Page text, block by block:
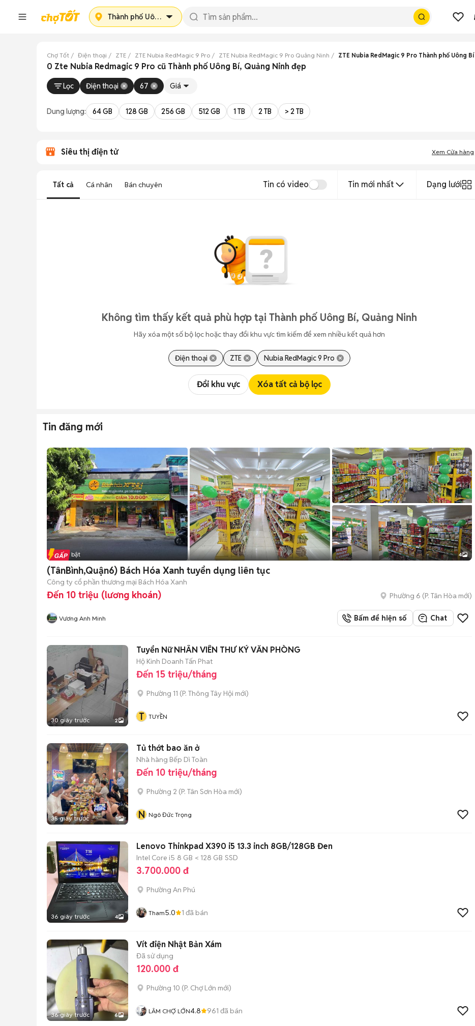
Thành phố Uông Bí
Chợ Tốt Điện thoại ZTE ZTE Nubia RedMagic 9 Pro ZTE Nubia RedMagic 9 Pro Quảng Ninh ZTE Nubia RedMagic 9 Pro Thành phố Uông Bí
0 Zte Nubia Redmagic 9 Pro cũ Thành phố Uông Bí, Quảng Ninh đẹp
Lọc Điện thoại 67 Giá
Dung lượng: 64 GB 128 GB 256 GB 512 GB 1 TB 2 TB > 2 TB
Siêu thị điện tử Xem Cửa hàng
Tất cả Cá nhân Bán chuyên Tin có video Tin mới nhất Dạng lưới
Không tìm thấy kết quả phù hợp tại Thành phố Uông Bí, Quảng Ninh
Hãy xóa một số bộ lọc hoặc thay đổi khu vực tìm kiếm để xem nhiều kết quả hơn
Điện thoại ZTE Nubia RedMagic 9 Pro
Đổi khu vực Xóa tất cả bộ lọc
Tin đăng mới
Tin nổi bật 4
(TânBình,Quận6) Bách Hóa Xanh tuyển dụng liên tục
Công ty cổ phần thương mại Bách Hóa Xanh
Đến 10 triệu (lương khoán) Phường 6 (P. Tân Hòa mới)
Vương Anh Minh Bấm để hiện số Chat
30 giây trước 2
Tuyển Nữ NHÂN VIÊN THƯ KÝ VĂN PHÒNG
Hộ Kinh Doanh Tấn Phat
Đến 15 triệu/tháng
Phường 11 (P. Thông Tây Hội mới)
T TUYỀN
35 giây trước 1
Tủ thớt bao ăn ở
Nhà hàng Bếp Dì Toàn
Đến 10 triệu/tháng
Phường 2 (P. Tân Sơn Hòa mới)
N Ngô Đức Trọng
36 giây trước 4
Lenovo Thinkpad X390 i5 13.3 inch 8GB/128GB Đen
Intel Core i5 8 GB < 128 GB SSD
3.700.000 đ
Phường An Phú
Tham5.0 1 đã bán
36 giây trước 6
Vít điện Nhật Bản Xám
Đã sử dụng
120.000 đ
Phường 10 (P. Chợ Lớn mới)
LÂM CHỢ LỚN4.8 961 đã bán